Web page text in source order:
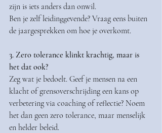
zijn is iets anders dan onwil.
Ben je zelf leidinggevende? Vraag eens buiten
de jaargesprekken om hoe je overkomt.
3. Zero tolerance klinkt krachtig, maar is
het dat ook?
Zeg wat je bedoelt. Geef je mensen na een
klacht of grensoverschrijding een kans op
verbetering via coaching of reflectie? Noem
het dan geen zero tolerance, maar menselijk
en helder beleid.